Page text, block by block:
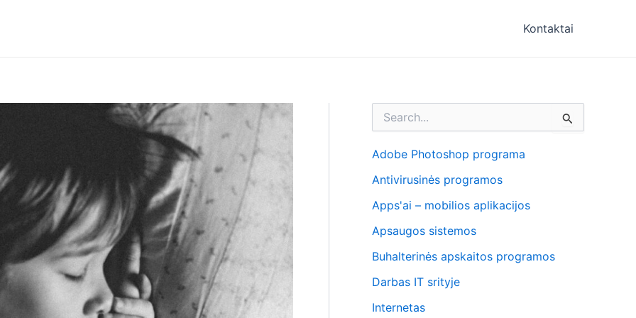
Kontaktai
k
t
:
Adobe Photoshop programa
Antivirusinės programos
Apps'ai – mobilios aplikacijos
Apsaugos sistemos
Buhalterinės apskaitos programos
Darbas IT srityje
Internetas